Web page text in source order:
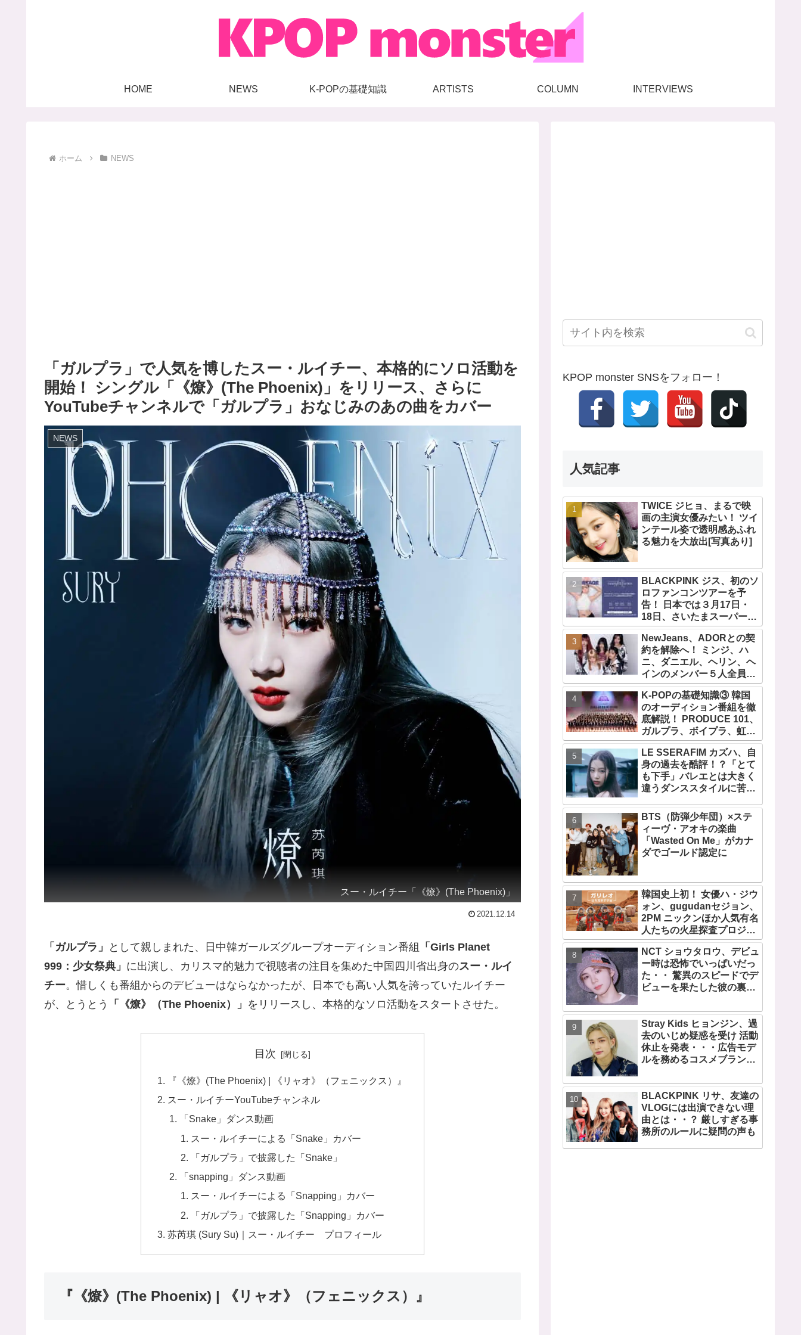
HOME NEWS K-POPの基礎知識 ARTISTS COLUMN INTERVIEWS
ホーム NEWS
「ガルプラ」で人気を博したスー・ルイチー、本格的にソロ活動を
開始！ シングル「《燎》(The Phoenix)」をリリース、さらに
YouTubeチャンネルで「ガルプラ」おなじみのあの曲をカバー
NEWS
スー・ルイチー「《燎》(The Phoenix)」
2021.12.14
「ガルプラ」 として親しまれた、日中韓ガールズグループオーディション番組 「Girls Planet
999：少女祭典」 に出演し、カリスマ的魅力で視聴者の注目を集めた中国四川省出身のスー・ルイ
チー。惜しくも番組からのデビューはならなかったが、日本でも高い人気を誇っていたルイチー
が、とうとう
「《燎》（The Phoenix）」 をリリースし、本格的なソロ活動をスタートさせた。
目次
『《燎》(The Phoenix) | 《リャオ》（フェニックス）』
スー・ルイチーYouTubeチャンネル
「Snake」ダンス動画
スー・ルイチーによる「Snake」カバー
「ガルプラ」で披露した「Snake」
「snapping」ダンス動画
スー・ルイチーによる「Snapping」カバー
「ガルプラ」で披露した「Snapping」カバー
苏芮琪 (Sury Su)｜スー・ルイチー プロフィール
『《燎》(The Phoenix) | 《リャオ》（フェニックス）』
KPOP monster SNSをフォロー！
人気記事
TWICE ジヒョ、まるで映
画の主演女優みたい！ ツイ
ンテール姿で透明感あふれ
る魅力を大放出[写真あり]
BLACKPINK ジス、初のソ
ロファンコンツアーを予
告！ 日本では３月17日・
18日、さいたまスーパーア
リーナで開催決定！ コンセ
プトは“愛のカケラ”！？ 14
日には新アルバム
『AMORTAGE』もリリー
ス
NewJeans、ADORとの契
約を解除へ！ ミンジ、ハ
ニ、ダニエル、ヘリン、ヘ
インのメンバー５人全員で
緊急記者会見！
「NewJeans never
dies!」と微笑みの宣言！
ADOR側、2029年まで契約
有効と主張
K-POPの基礎知識③ 韓国
のオーディション番組を徹
底解説！ PRODUCE 101、
ガルプラ、ボイプラ、虹プ
ロ・・ NiziUやKep1er、
ZEROBASEONEら人気グ
ループが続々と誕生！ JO1
やINI、ME:Iを生んだ日プま
で一挙紹介
LE SSERAFIM カズハ、自
身の過去を酷評！？「とて
も下手」バレエとは大きく
違うダンススタイルに苦
に努力を重ねる姿に称賛の
声続々
BTS（防弾少年団）×ステ
ィーヴ・アオキの楽曲
「Wasted On Me」がカナ
ダでゴールド認定に
韓国史上初！ 女優ハ・ジウ
ォン、gugudanセジョン、
2PM ニックンほか人気有名
人たちの火星探査プロジェ
クト！ 「ガリレオ 目を覚
ます宇宙」10月10日（水）
日本初放送決定
NCT ショウタロウ、デビュ
ー時は恐怖でいっぱいだっ
た・・ 驚異のスピードでデ
ビューを果たした彼の裏話
Stray Kids ヒョンジン、過
去のいじめ疑惑を受け 活動
休止を発表・・・広告モデ
ルを務めるコスメブランド
BLACKPINK リサ、友達の
VLOGには出演できない理
由とは・・？ 厳しすぎる事
務所のルールに疑問の声も